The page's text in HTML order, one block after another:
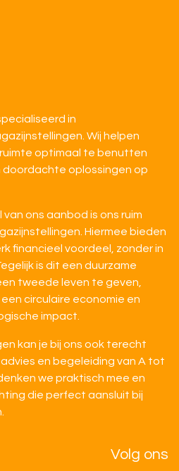
in
Wij helpen
optimaal te benutten
oplossingen op
ons aanbod is ons ruim
Hiermee bieden
financieel voordeel, zonder in
is dit een duurzame
tweede leven te geven,
circulaire economie en
impact.
kan je bij ons ook terecht
en begeleiding van A tot
we praktisch mee en
die perfect aansluit bij
Volg ons